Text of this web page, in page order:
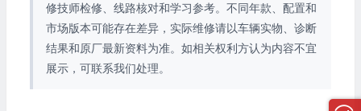
修技师检修、线路核对和学习参考。不同年款、配置和
市场版本可能存在差异，实际维修请以车辆实物、诊断
结果和原厂最新资料为准。如相关权利方认为内容不宜
展示，可联系我们处理。